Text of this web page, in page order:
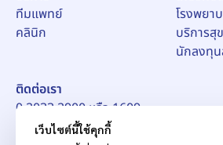
ทีมแพทย์
คลินิก
โรงพยา
บริการสุ
นักลงทุ
ติดต่อเรา
0 2033 2900 หรือ 1609
อีเมล์:pr_ch3@chularat.com
เว็บไซต์นี้ใช้คุกกี้